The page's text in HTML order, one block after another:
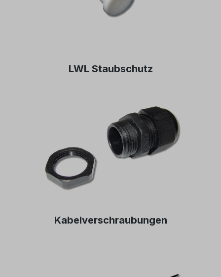
LWL Staubschutz
Kabelverschraubungen